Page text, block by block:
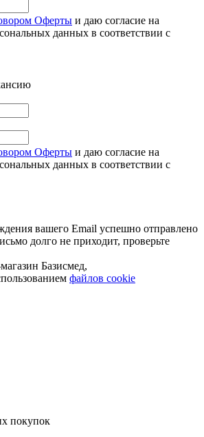
Оферты и даю согласие на
данных в соответствии с
Оферты и даю согласие на
данных в соответствии с
вашего Email успешно отправлено
долго не приходит, проверьте
Базисмед,
файлов cookie
покупок